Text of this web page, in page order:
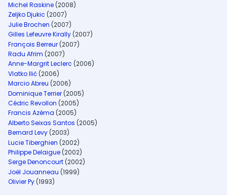
Michel Raskine (2008)
Zeljko Djukic (2007)
Julie Brochen (2007)
Gilles Lefeuvre Kirally (2007)
François Berreur (2007)
Radu Afrim (2007)
Anne-Margrit Leclerc (2006)
Vlatko Ilić (2006)
Marcio Abreu (2006)
Dominique Terrier (2005)
Cédric Revollon (2005)
Francis Azéma (2005)
Alberto Seixas Santos (2005)
Bernard Levy (2003)
Lucie Tiberghien (2002)
Philippe Delaigue (2002)
Serge Denoncourt (2002)
Joël Jouanneau (1999)
Olivier Py (1993)